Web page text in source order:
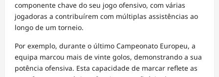
componente chave do seu jogo ofensivo, com várias
jogadoras a contribuírem com múltiplas assistências ao
longo de um torneio.
Por exemplo, durante o último Campeonato Europeu, a
equipa marcou mais de vinte golos, demonstrando a sua
potência ofensiva. Esta capacidade de marcar reflete as